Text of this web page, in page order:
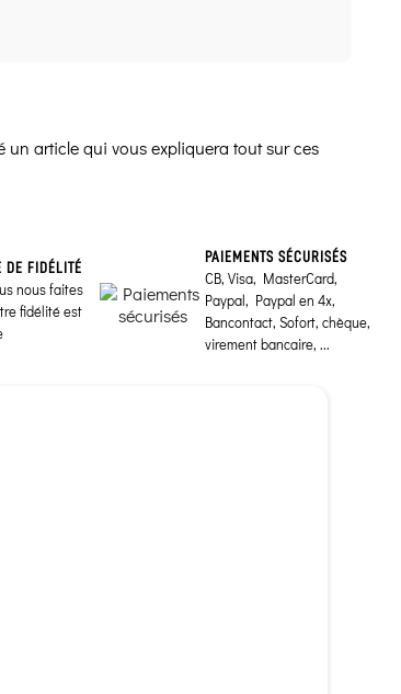
article qui vous expliquera tout sur ces
DE FIDÉLITÉ
nous faites
fidélité est
PAIEMENTS SÉCURISÉS
CB, Visa, MasterCard,
Paypal, Paypal en 4x,
Bancontact, Sofort, chèque,
virement bancaire, ...